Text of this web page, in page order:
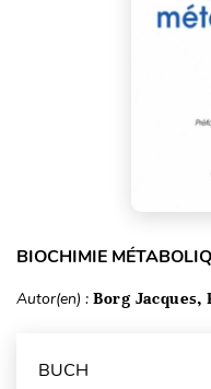
BIOCHIMIE
Autor(en) : Borg Jacques,
BUCH